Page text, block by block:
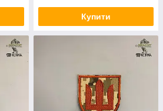
Купити